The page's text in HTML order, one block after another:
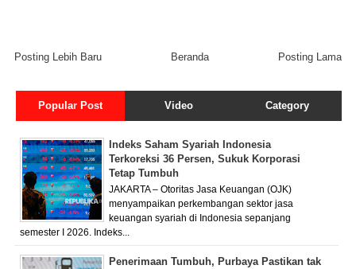
Posting Lebih Baru Posting Lama
Beranda
Popular Post Video Category
Indeks Saham Syariah Indonesia
Terkoreksi 36 Persen, Sukuk Korporasi
Tetap Tumbuh
JAKARTA – Otoritas Jasa Keuangan (OJK)
menyampaikan perkembangan sektor jasa
keuangan syariah di Indonesia sepanjang
semester I 2026. Indeks...
Penerimaan Tumbuh, Purbaya Pastikan tak